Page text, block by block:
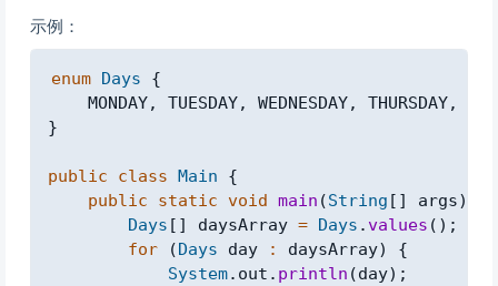
示例：
enum Days
{
    MONDAY
, TUESDAY, WEDNESDAY, THURSDAY,
}
public class Main
{
public
static void main (String [ ] args)
Days [ ] daysArray = Days . values ( ) ;
for
(Days day : daysArray)
{
System. out . println (day) ;